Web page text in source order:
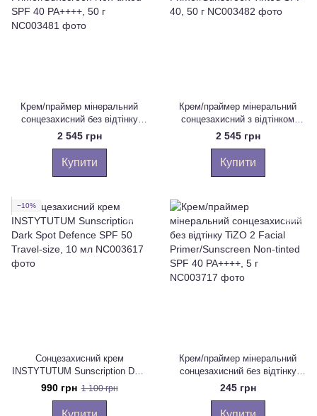
Крем/праймер мінеральний
сонцезахисний без відтінку
TiZO 2 Facial Primer/Sunscreen
Non-tinted SPF 40 PA++++, 50 г
2 545 грн
Купити
Крем/праймер мінеральний
сонцезахисний з відтінком
TiZO 3 Facial Primer/Sunscreen
Tinted SPF 40, 50 г
2 545 грн
Купити
−10%
Сонцезахисний крем
INSTYTUTUM Sunscription Dark
Spot Defence SPF 50 Travel-
size, 10 мл
990 грн 1 100 грн
Крем/праймер мінеральний
сонцезахисний без відтінку
TiZO 2 Facial Primer/Sunscreen
Non-tinted SPF 40 PA++++, 5 г
245 грн